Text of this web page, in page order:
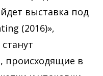
выставка под
(2016)»,
происходящие в